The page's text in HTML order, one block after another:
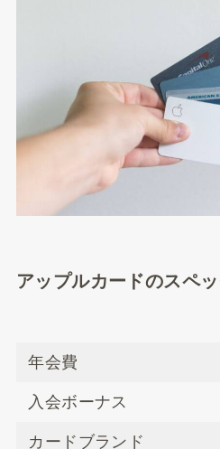
アップルカードのスペッ
年会費
入会ボーナス
カードブランド